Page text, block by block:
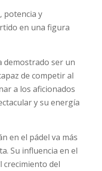
potencia y
en una figura
demostrado ser un
de competir al
a los aficionados
y su energía
en el pádel va más
Su influencia en el
del